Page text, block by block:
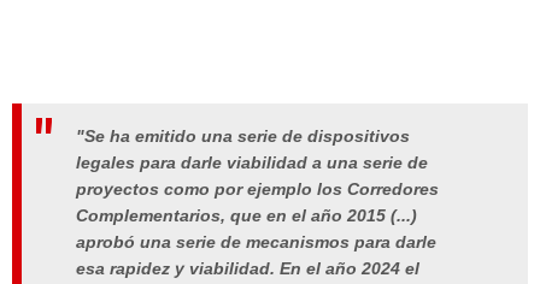
"Se ha emitido una serie de dispositivos
legales para darle viabilidad a una serie de
proyectos como por ejemplo los Corredores
Complementarios, que en el año 2015 (...)
aprobó una serie de mecanismos para darle
esa rapidez y viabilidad. En el año 2024 el